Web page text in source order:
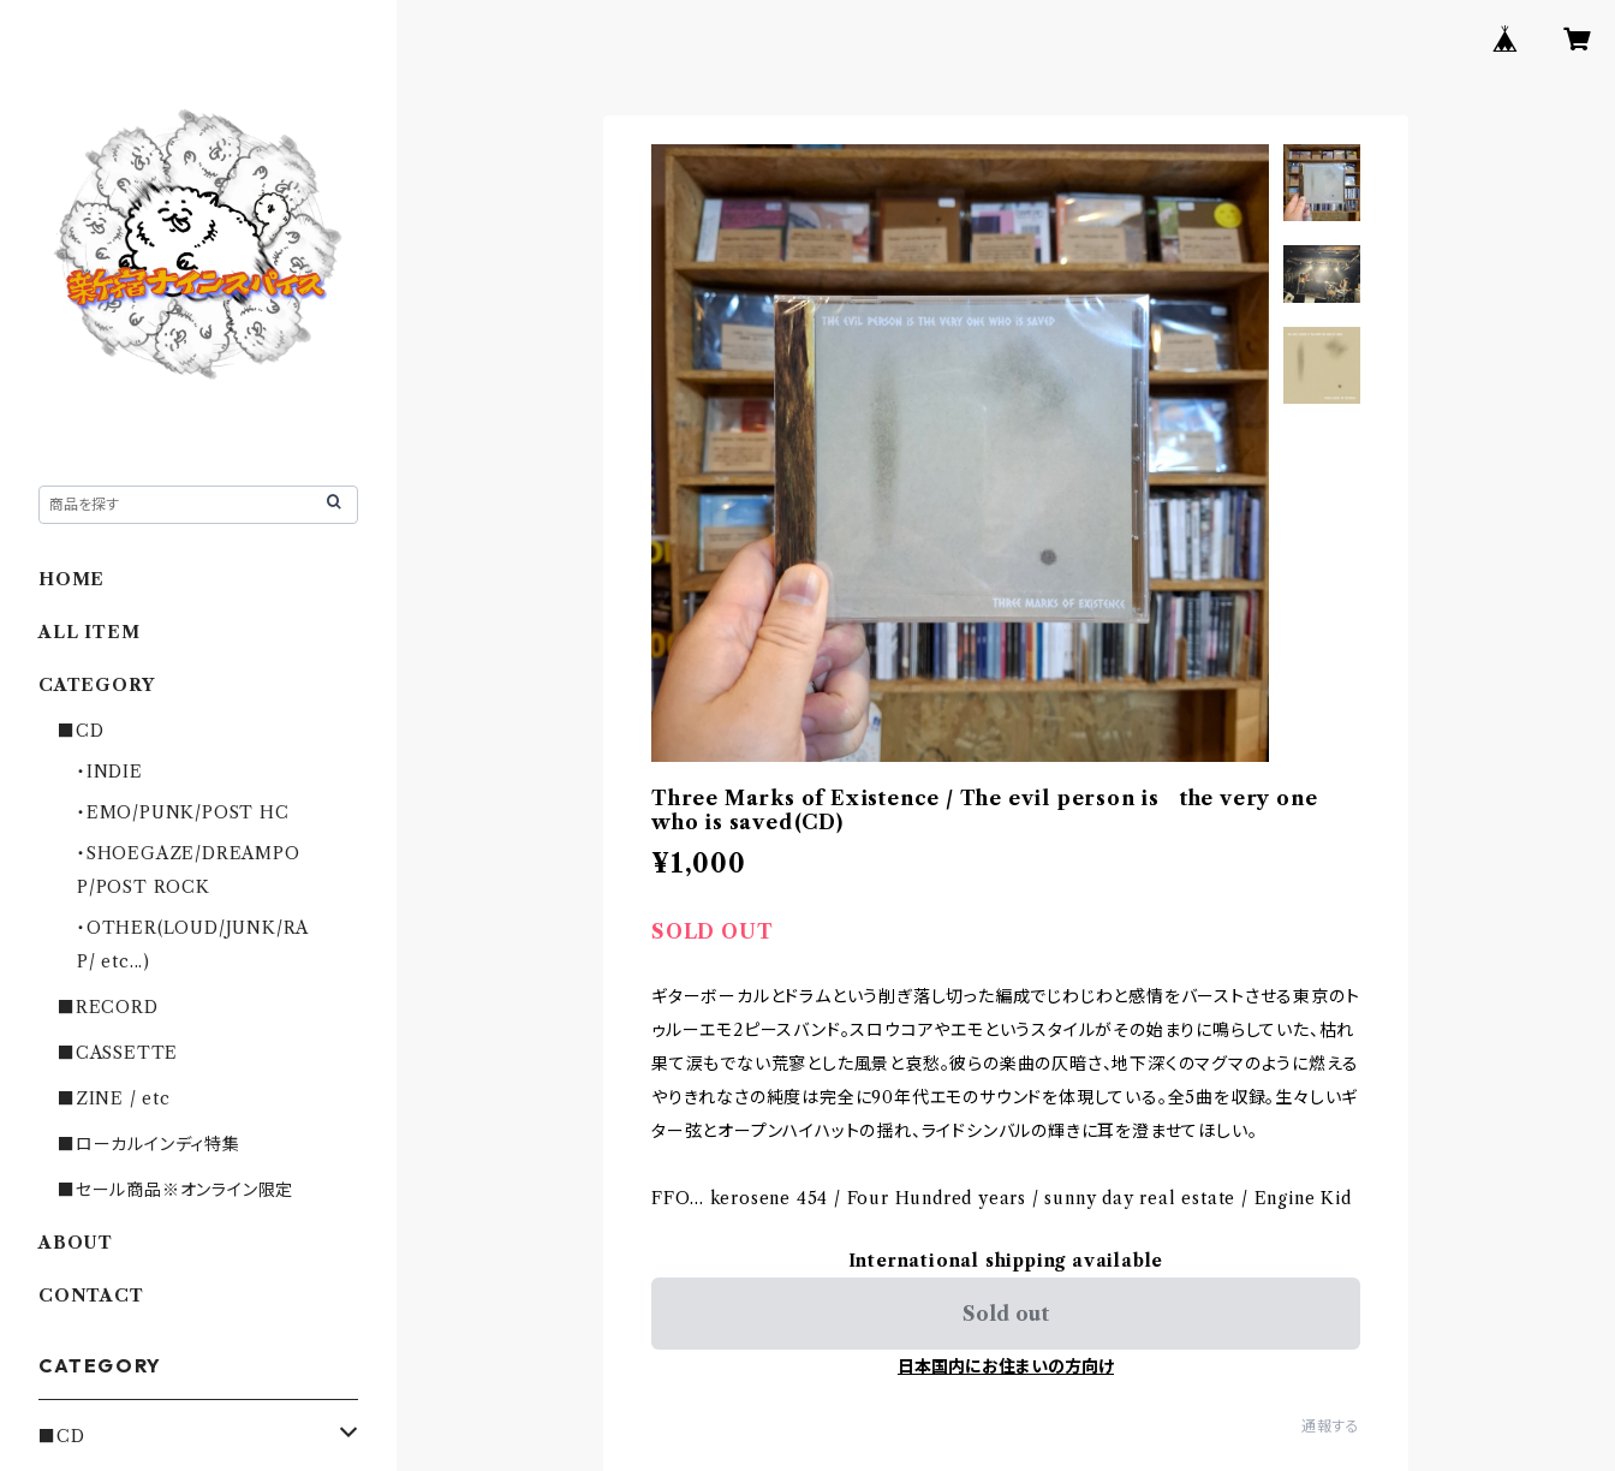
Three Marks of Existence / The evil person is the very one
who is saved(CD)
¥1,000
SOLD OUT
ギターボーカルとドラムという削ぎ落し切った編成でじわじわと感情をバーストさせる東京のト
ゥルーエモ2ピースバンド。スロウコアやエモというスタイルがその始まりに鳴らしていた、枯れ
果て涙もでない荒寥とした風景と哀愁。彼らの楽曲の仄暗さ、地下深くのマグマのように燃える
やりきれなさの純度は完全に90年代エモのサウンドを体現している。全5曲を収録。生々しいギ
ター弦とオープンハイハットの揺れ、ライドシンバルの輝きに耳を澄ませてほしい。
FFO... kerosene 454 / Four Hundred years / sunny day real estate / Engine Kid
International shipping available
Sold out
日本国内にお住まいの方向け
通報する
HOME
ALL ITEM
CATEGORY
■CD
・INDIE
・EMO/PUNK/POST HC
・SHOEGAZE/DREAMPO
P/POST ROCK
・OTHER(LOUD/JUNK/RA
P/ etc...)
■RECORD
■CASSETTE
■ZINE / etc
■ローカルインディ特集
■セール商品※オンライン限定
ABOUT
CONTACT
CATEGORY
■CD